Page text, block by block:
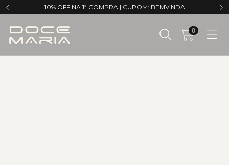
10% OFF NA 1ª COMPRA | CUPOM: BEMVINDA
0